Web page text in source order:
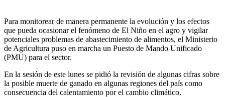
Para monitorear de manera permanente la evolución y los efectos
que pueda ocasionar el fenómeno de El Niño en el agro y vigilar
potenciales problemas de abastecimiento de alimentos, el Ministerio
de Agricultura puso en marcha un Puesto de Mando Unificado
(PMU) para el sector.
En la sesión de este lunes se pidió la revisión de algunas cifras sobre
la posible muerte de ganado en algunas regiones del país como
consecuencia del calentamiento por el cambio climático.